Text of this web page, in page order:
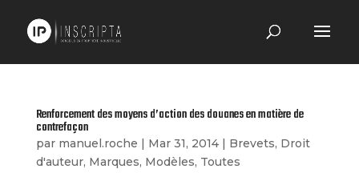
Renforcement des moyens d’action des douanes en matière de
contrefaçon
par manuel.roche | Mar 31, 2014| Brevets, Droit
d'auteur, Marques, Modèles, Toutes